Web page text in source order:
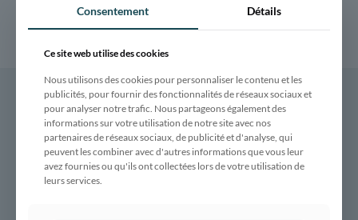
Articles liés
Consentement Détails
Ce site web utilise des cookies
Nous utilisons des cookies pour personnaliser le contenu et les
publicités, pour fournir des fonctionnalités de réseaux sociaux et
pour analyser notre trafic. Nous partageons également des
informations sur votre utilisation de notre site avec nos
partenaires de réseaux sociaux, de publicité et d'analyse, qui
peuvent les combiner avec d'autres informations que vous leur
avez fournies ou qu'ils ont collectées lors de votre utilisation de
leurs services.